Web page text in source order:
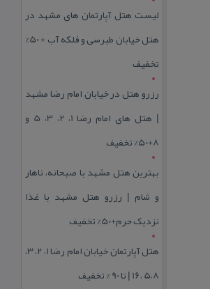
لیست هتل آپارتمان های مشهد در
هتل خیابان طبرسی و فلکه آب + 50%
تخفیف
رزرو هتل در خیابان امام رضا مشهد
| هتل‌ های امام رضا 1، 2، 3، 5 و
8+50% تخفیف
بهترین هتل مشهد با صبحانه، ناهار
و شام | رزرو هتل مشهد با غذا
نزدیک حرم+50% تخفیف
هتل آپارتمان خیابان امام رضا 1، 2، 3،
5،8 ،16 | تا 90 % تخفیف